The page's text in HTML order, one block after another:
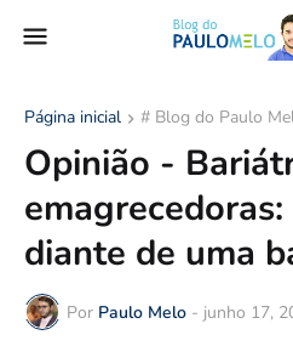
Página inicial # Blog do Paulo
Opinião -
diante de uma
Por Paulo Melo - junho 17,